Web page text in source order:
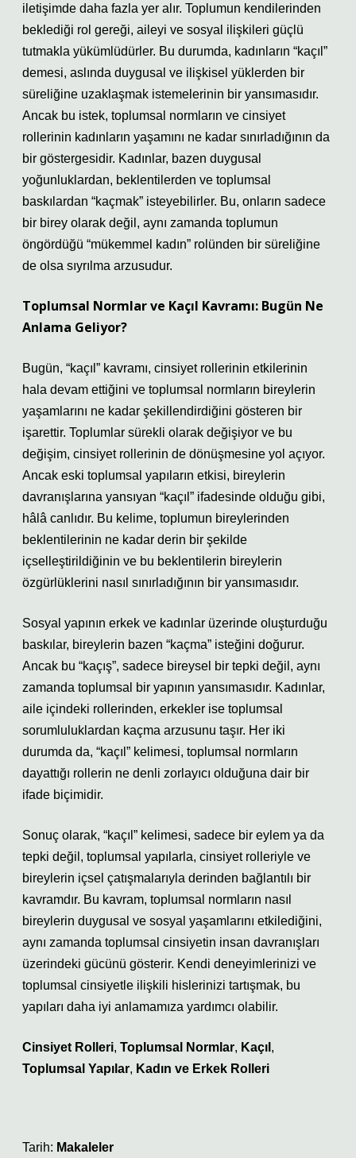
iletişimde daha fazla yer alır. Toplumun kendilerinden
beklediği rol gereği, aileyi ve sosyal ilişkileri güçlü
tutmakla yükümlüdürler. Bu durumda, kadınların “kaçıl”
demesi, aslında duygusal ve ilişkisel yüklerden bir
süreliğine uzaklaşmak istemelerinin bir yansımasıdır.
Ancak bu istek, toplumsal normların ve cinsiyet
rollerinin kadınların yaşamını ne kadar sınırladığının da
bir göstergesidir. Kadınlar, bazen duygusal
yoğunluklardan, beklentilerden ve toplumsal
baskılardan “kaçmak” isteyebilirler. Bu, onların sadece
bir birey olarak değil, aynı zamanda toplumun
öngördüğü “mükemmel kadın” rolünden bir süreliğine
de olsa sıyrılma arzusudur.
Toplumsal Normlar ve Kaçıl Kavramı: Bugün Ne
Anlama Geliyor?
Bugün, “kaçıl” kavramı, cinsiyet rollerinin etkilerinin
hala devam ettiğini ve toplumsal normların bireylerin
yaşamlarını ne kadar şekillendirdiğini gösteren bir
işarettir. Toplumlar sürekli olarak değişiyor ve bu
değişim, cinsiyet rollerinin de dönüşmesine yol açıyor.
Ancak eski toplumsal yapıların etkisi, bireylerin
davranışlarına yansıyan “kaçıl” ifadesinde olduğu gibi,
hâlâ canlıdır. Bu kelime, toplumun bireylerinden
beklentilerinin ne kadar derin bir şekilde
içselleştirildiğinin ve bu beklentilerin bireylerin
özgürlüklerini nasıl sınırladığının bir yansımasıdır.
Sosyal yapının erkek ve kadınlar üzerinde oluşturduğu
baskılar, bireylerin bazen “kaçma” isteğini doğurur.
Ancak bu “kaçış”, sadece bireysel bir tepki değil, aynı
zamanda toplumsal bir yapının yansımasıdır. Kadınlar,
aile içindeki rollerinden, erkekler ise toplumsal
sorumluluklardan kaçma arzusunu taşır. Her iki
durumda da, “kaçıl” kelimesi, toplumsal normların
dayattığı rollerin ne denli zorlayıcı olduğuna dair bir
ifade biçimidir.
Sonuç olarak, “kaçıl” kelimesi, sadece bir eylem ya da
tepki değil, toplumsal yapılarla, cinsiyet rolleriyle ve
bireylerin içsel çatışmalarıyla derinden bağlantılı bir
kavramdır. Bu kavram, toplumsal normların nasıl
bireylerin duygusal ve sosyal yaşamlarını etkilediğini,
aynı zamanda toplumsal cinsiyetin insan davranışları
üzerindeki gücünü gösterir. Kendi deneyimlerinizi ve
toplumsal cinsiyetle ilişkili hislerinizi tartışmak, bu
yapıları daha iyi anlamamıza yardımcı olabilir.
Cinsiyet Rolleri, Toplumsal Normlar, Kaçıl ,
Toplumsal Yapılar, Kadın ve Erkek Rolleri
Tarih: Makaleler